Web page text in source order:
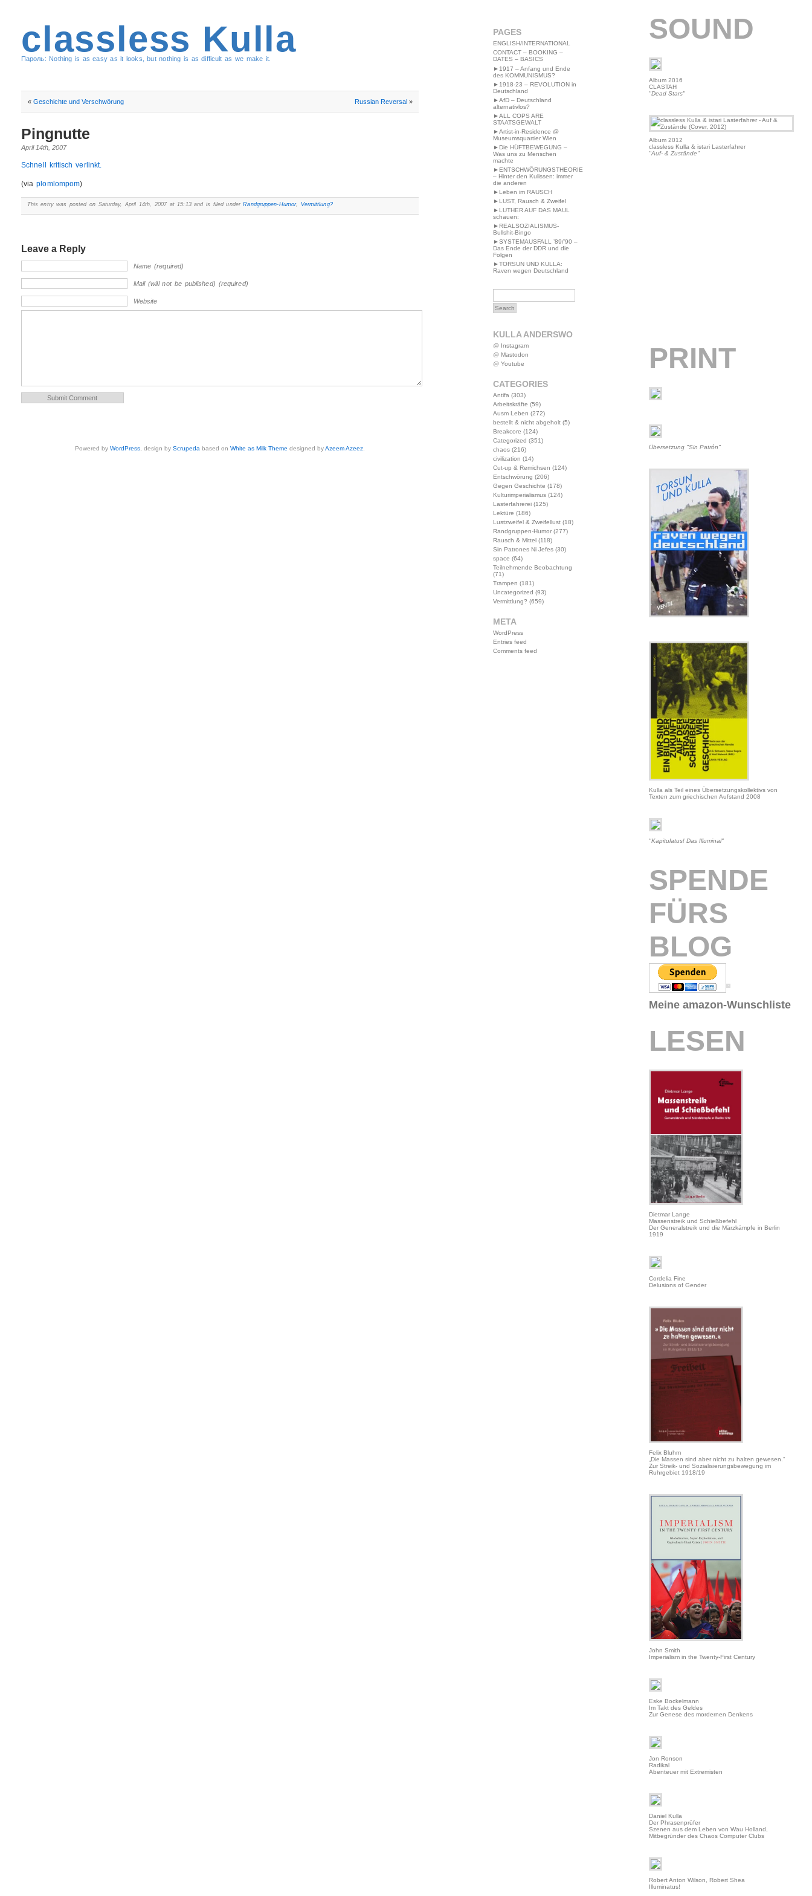
classless Kulla
Пароль: Nothing is as easy as it looks, but nothing is as difficult as we make it.
« Geschichte und Verschwörung Russian Reversal»
Pingnutte
April 14th, 2007
Schnell kritisch verlinkt.
(viaplomlompom)
This entry was posted on Saturday, April 14th, 2007 at 15:13 and is filed underRandgruppen-Humor, Vermittlung?
Leave a Reply
Name (required)
Mail (will not be published) (required)
Website
Powered byWordPress , design byScrupeda based onWhite as Milk Theme designed byAzeem Azeez
PAGES
ENGLISH/INTERNATIONAL
CONTACT – BOOKING –
DATES – BASICS
►1917 – Anfang und Ende
des KOMMUNISMUS?
►1918-23 – REVOLUTION in
Deutschland
►AfD – Deutschland
alternativlos?
►ALL COPS ARE
STAATSGEWALT
►Artist-in-Residence @
Museumsquartier Wien
►Die HÜFTBEWEGUNG –
Was uns zu Menschen
machte
►ENTSCHWÖRUNGSTHEORIE
– Hinter den Kulissen: immer
die anderen
►Leben im RAUSCH
►LUST, Rausch & Zweifel
►LUTHER AUF DAS MAUL
schauen:
►REALSOZIALISMUS-
Bullshit-Bingo
►SYSTEMAUSFALL ’89/’90 –
Das Ende der DDR und die
Folgen
►TORSUN UND KULLA:
Raven wegen Deutschland
KULLA ANDERSWO
@ Instagram
@ Mastodon
@ Youtube
CATEGORIES
Antifa (303)
Arbeitskräfte (59)
Ausm Leben (272)
bestellt & nicht abgeholt(5)
Breakcore (124)
Categorized (351)
chaos(216)
civilization (14)
Cut-up & Remichsen (124)
Entschwörung (206)
Gegen Geschichte (178)
Kulturimperialismus(124)
Lasterfahrerei(125)
Lektüre (186)
Lustzweifel & Zweifellust(18)
Randgruppen-Humor(277)
Rausch & Mittel(118)
Sin Patrones Ni Jefes(30)
space (64)
Teilnehmende Beobachtung
(71)
Trampen (181)
Uncategorized (93)
Vermittlung? (659)
META
WordPress
Entries feed
Comments feed
SOUND
Album 2016
CLASTAH
"Dead Stars"
Album 2012
classless Kulla & istari Lasterfahrer
"Auf- & Zustände"
PRINT
Übersetzung "Sin Patrón"
Kulla als Teil eines Übersetzungskollektivs von
Texten zum griechischen Aufstand 2008
"Kapitulatus! Das Illuminal"
SPENDE
FÜRS
BLOG
Meine amazon-Wunschliste
LESEN
Dietmar Lange
Massenstreik und Schießbefehl
Der Generalstreik und die Märzkämpfe in Berlin
1919
Cordelia Fine
Delusions of Gender
Felix Bluhm
„Die Massen sind aber nicht zu halten gewesen.“
Zur Streik- und Sozialisierungsbewegung im
Ruhrgebiet 1918/19
John Smith
Imperialism in the Twenty-First Century
Eske Bockelmann
Im Takt des Geldes
Zur Genese des mordernen Denkens
Jon Ronson
Radikal
Abenteuer mit Extremisten
Daniel Kulla
Der Phrasenprüfer
Szenen aus dem Leben von Wau Holland,
Mitbegründer des Chaos Computer Clubs
Robert Anton Wilson, Robert Shea
Illuminatus!